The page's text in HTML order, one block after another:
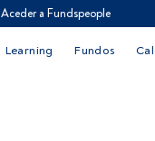
Aceder a Fundspeople
Learning Fundos